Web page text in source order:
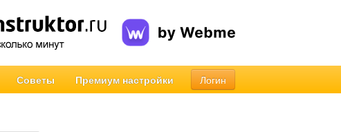
Советы Премиум настройки Логин